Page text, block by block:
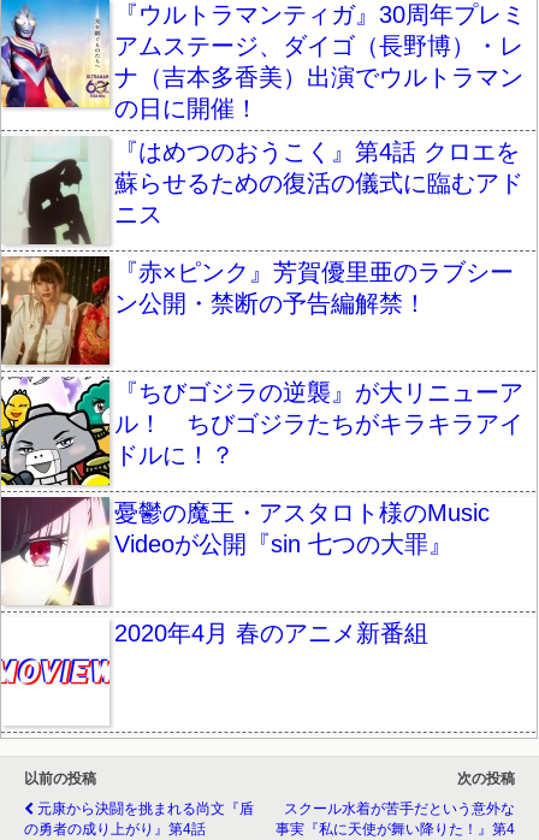
『ウルトラマンティガ』30周年プレミ
アムステージ、ダイゴ（長野博）・レ
ナ（吉本多香美）出演でウルトラマン
の日に開催！
『はめつのおうこく』第4話 クロエを
蘇らせるための復活の儀式に臨むアド
ニス
『赤×ピンク』芳賀優里亜のラブシー
ン公開・禁断の予告編解禁！
『ちびゴジラの逆襲』が大リニューア
ル！ ちびゴジラたちがキラキラアイ
ドルに！？
憂鬱の魔王・アスタロト様のMusic
Videoが公開『sin 七つの大罪』
2020年4月 春のアニメ新番組
以前の投稿
元康から決闘を挑まれる尚文『盾
の勇者の成り上がり』第4話
次の投稿
スクール水着が苦手だという意外な
事実『私に天使が舞い降りた！』第4